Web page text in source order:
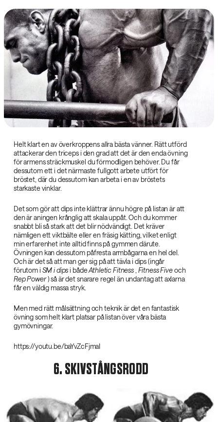
Helt klart en av överkroppens allra bästa vänner. Rätt utförd
attackerar den triceps i den grad att det är den enda övning
för armens sträckmuskel du förmodligen behöver. Du får
dessutom ett i det närmaste fullgott arbete utfört för
bröstet, där du dessutom kan arbeta i en av bröstets
starkaste vinklar.
Det som gör att dips inte klättrar ännu högre på listan är att
den är aningen krånglig att skala uppåt. Och du kommer
snabbt bli så stark att det blir nödvändigt. Det kräver
nämligen ett viktbälte eller en fräsig kätting, vilket enligt
min erfarenhet inte alltid finns på gymmen därute.
Övningen kan dessutom påfresta armbågarna en hel del.
Och är det så att man ger sig på att tävla i dips (ingår
förutom iSM i dips‌i bådeAthletic Fitness‌ Fitness Five‌och
Rep Power‌) så är det snarare regel än undantag att axlarna
får en väldig massa stryk.
Men med rätt målsättning och teknik är det en fantastisk
övning som helt klart platsar på listan över våra bästa
gymövningar.
https://youtu.be/baYvZcFjmaI
6. SKIVSTÅNGSRODD